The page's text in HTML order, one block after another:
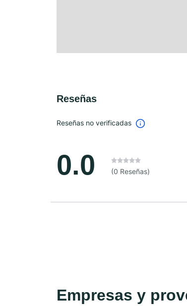
Reseñas
Reseñas no verificadas
0.0 (0 Reseñas)
Empresas y